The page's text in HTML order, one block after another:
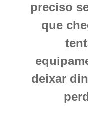
preciso
que
deixar